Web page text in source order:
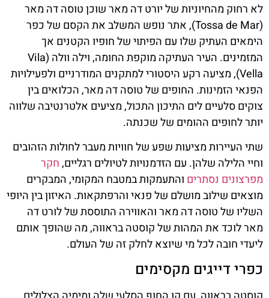
לא רחוק מהחיוניות של יורט דה מאר שוכן טוסה דה מאר
(Tossa de Mar), אתר נופש המשלב את הקסם של כפר
הימאים העתיק שלו עם הפיתוי של חופיו הקטנים אך
המזמינים. העיר העתיקה מוקפת החומה, וילה וולה (Vila
Vella), מציעה רקע היסטורי למתקנים המודרניים ולפעילויות
הפנאי הזמינות. החופים של טוסה דה מאר, הכלואים בין
צוקים סלעיים לים התיכון התכול, מציעים אלטרנטיבה שלווה
יותר לחופים ההומים של שכנתה.
שתי העיירות מציעות שפע של חוויות מעבר לחולות הזהובים
וחיי הלילה שלהן. עם הזדמנויות לטיולים רגליים,חקר
מפרצונים נסתרים והתעמקות במטבח המקומי, המבקרים
מוצאים שילוב מושלם של פנאי והרפתקאות. האיזון בין היופי
השליו של טוסה דה מאר והאווירה התוססת של לורט דה
מאר לוכד את המהות של קוסטה בראווה, מה שהופך אותם
ליעדי חובה לכל מי שיוצא לחלק זה של העולם.
כפרי דייגים מקסימים